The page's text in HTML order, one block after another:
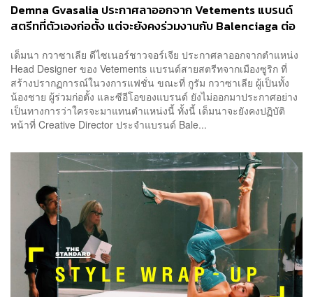
Demna Gvasalia ประกาศลาออกจาก Vetements แบรนด์
สตรีทที่ตัวเองก่อตั้ง แต่จะยังคงร่วมงานกับ Balenciaga ต่อ
เด็มนา กวาซาเลีย ดีไซเนอร์ชาวจอร์เจีย ประกาศลาออกจากตำแหน่ง
Head Designer ของ Vetements แบรนด์สายสตรีทจากเมืองซูริก ที่
สร้างปรากฏการณ์ในวงการแฟชั่น ขณะที่ กูรัม กวาซาเลีย ผู้เป็นทั้ง
น้องชาย ผู้ร่วมก่อตั้ง และซีอีโอของแบรนด์ ยังไม่ออกมาประกาศอย่าง
เป็นทางการว่าใครจะมาแทนตำแหน่งนี้ ทั้งนี้ เด็มนาจะยังคงปฏิบัติ
หน้าที่ Creative Director ประจำแบรนด์ Bale...